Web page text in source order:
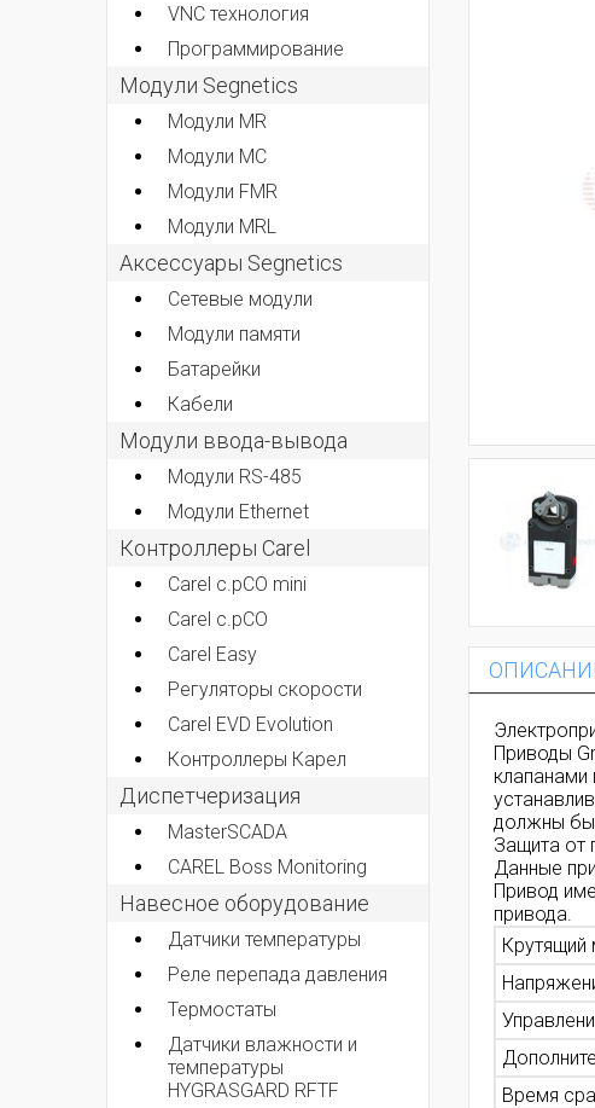
VNC технология
Программирование
Модули Segnetics
Модули MR
Модули MC
Модули FMR
Модули MRL
Аксессуары Segnetics
Сетевые модули
Модули памяти
Батарейки
Кабели
Модули ввода-вывода
Модули RS-485
Модули Ethernet
Контроллеры Carel
Carel c.pCO mini
Carel c.pCO
Carel Easy
Регуляторы скорости
Carel EVD Evolution
Контроллеры Карел
Диспетчеризация
MasterSCADA
CAREL Boss Monitoring
Навесное оборудование
Датчики температуры
Реле перепада давления
Термостаты
Датчики влажности и
температуры
HYGRASGARD RFTF
Приводы
клапанами
должны
Защита от
Данные
Привод
привода.
Время